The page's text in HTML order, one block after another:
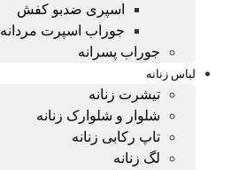
اسپری ضدبو کفش
جوراب اسپرت مردانه
جوراب پسرانه
لباس زنانه
تیشرت زنانه
شلوار و شلوارک زنانه
تاپ رکابی زنانه
لگ زنانه